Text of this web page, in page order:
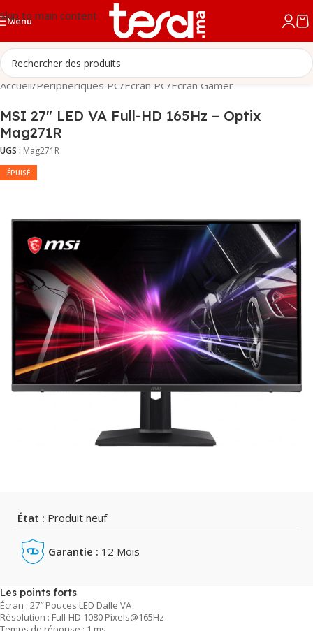
Skip to main content
Menu
Accueil/Périphériques PC/Écran PC/Écran Gamer
MSI 27″ LED VA Full-HD 165Hz – Optix
Mag271R
UGS : Mag271R
ÉPUISÉ
État : Produit neuf
Garantie : 12 Mois
Les points forts
Écran : 27″ Pouces LED Dalle VA
Résolution : Full-HD 1080 Pixels@165Hz